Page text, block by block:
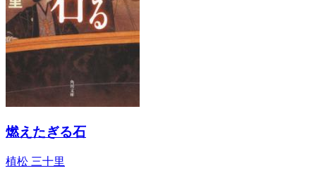
燃えたぎる石
植松 三十里